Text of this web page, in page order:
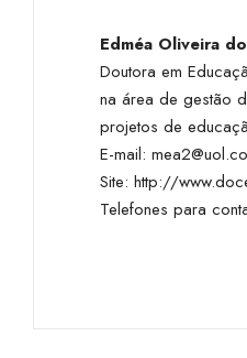
Edméa Oliveira
Doutora em
na área de gestão
projetos de
E-mail:
Site: http://
Telefones para